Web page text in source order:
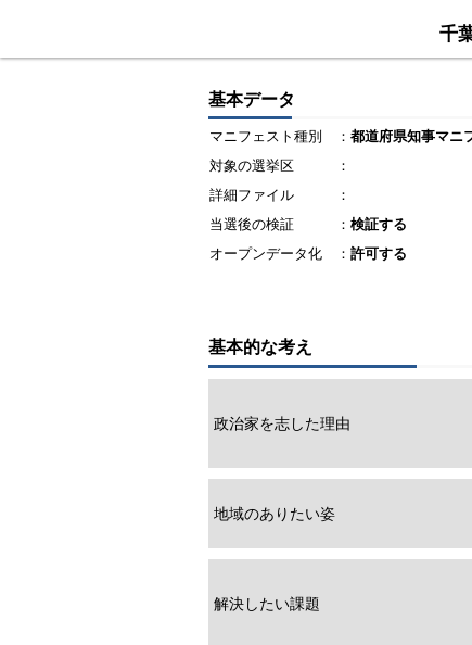
千
基本データ
マニフェスト種別 ： 都道府県知事マニ
対象の選挙区
：
詳細ファイル
：
当選後の検証
： 検証する
オープンデータ化
： 許可する
基本的な考え
政治家を志した理由
地域のありたい姿
解決したい課題